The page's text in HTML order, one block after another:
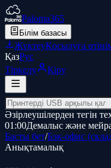
Paloma365
Білім базасы
ЖүктеуҚосылуға
ҚазРус
Тіркелу
Кіру
Әзірлеушілерден тегін
01:00Демалыс және
Басты бет/Бэк-офис
Анықтамалық